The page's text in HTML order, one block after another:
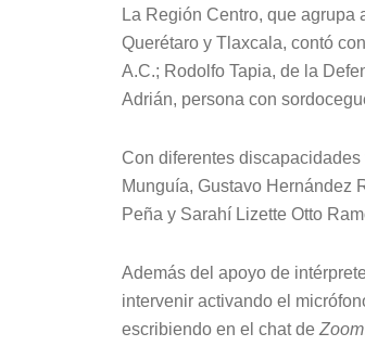
La Región Centro, que
Querétaro y Tlaxcala, contó
A.C.; Rodolfo Tapia, de la
Adrián, persona con
Con diferentes
Munguía, Gustavo Hernández
Peña y Sarahí Lizette Otto
Además del apoyo de
intervenir activando el
escribiendo en el chat de Zoom